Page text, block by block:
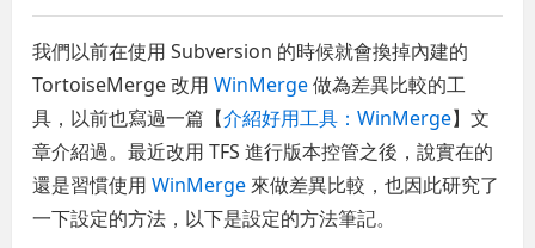
我們以前在使用 Subversion 的時候就會換掉內建的
TortoiseMerge 改用WinMerge做為差異比較的工
具，以前也寫過一篇【介紹好用工具：WinMerge】文
章介紹過。最近改用 TFS 進行版本控管之後，說實在的
還是習慣使用WinMerge 來做差異比較，也因此研究了
一下設定的方法，以下是設定的方法筆記。